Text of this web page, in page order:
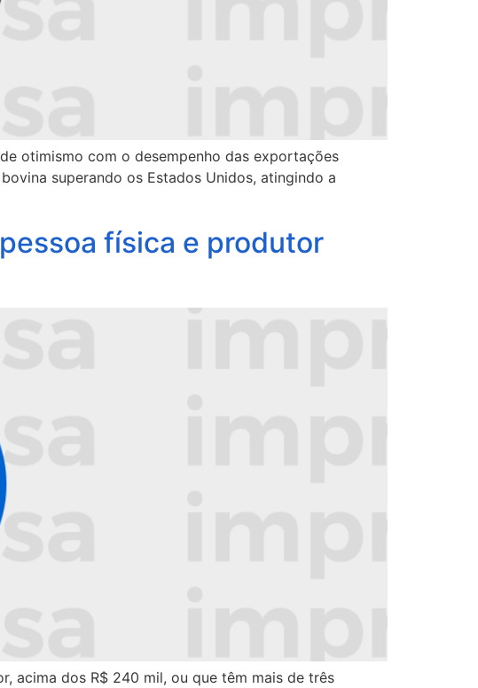
otimismo com o desempenho das exportações
superando os Estados Unidos, atingindo a
física e produtor
acima dos R$ 240 mil, ou que têm mais de três